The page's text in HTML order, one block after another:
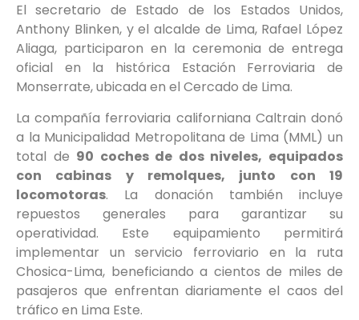
El secretario de Estado de los Estados Unidos,
Anthony Blinken, y el alcalde de Lima, Rafael López
Aliaga, participaron en la ceremonia de entrega
oficial en la histórica Estación Ferroviaria de
Monserrate, ubicada en el Cercado de Lima.
La compañía ferroviaria californiana Caltrain donó
a la Municipalidad Metropolitana de Lima (MML) un
total de 90 coches de dos niveles, equipados
con cabinas y remolques, junto con 19
locomotoras. La donación también incluye
repuestos generales para garantizar su
operatividad. Este equipamiento permitirá
implementar un servicio ferroviario en la ruta
Chosica-Lima, beneficiando a cientos de miles de
pasajeros que enfrentan diariamente el caos del
tráfico en Lima Este.